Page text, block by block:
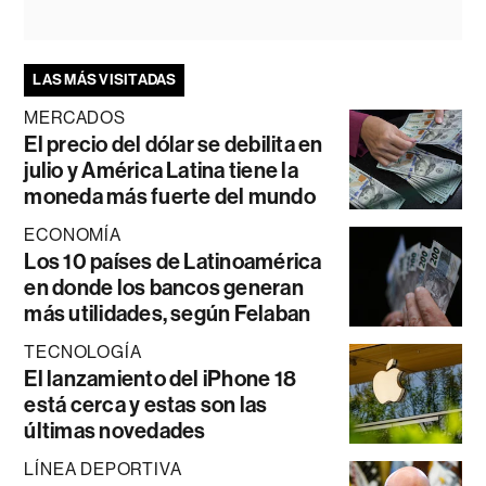
LAS MÁS VISITADAS
MERCADOS
El precio del dólar se debilita en
julio y América Latina tiene la
moneda más fuerte del mundo
ECONOMÍA
Los 10 países de Latinoamérica
en donde los bancos generan
más utilidades, según Felaban
TECNOLOGÍA
El lanzamiento del iPhone 18
está cerca y estas son las
últimas novedades
LÍNEA DEPORTIVA